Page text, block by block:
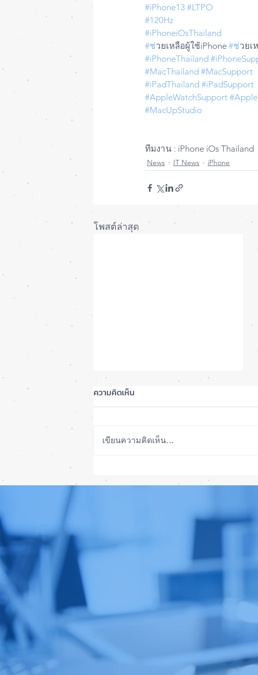
#iPhone13 #LTPO
#120Hz
#iPhoneiOsThailand
#ช่วยเหลือผู้ใช้iPhone #ชวยเ
#iPhoneThailand
#MacThailand #MacSupport
#iPadThailand #iPadSupport
#AppleWatchSupport
#MacUpStudio
ทีมงาน : iPhone iOs Thailand
News IT News iPhone
โพสต์ล่าสุด
สเปก iPhone 18 Pro 👀📱✨
ความคิดเห็น
เขียนความคิดเห็น…